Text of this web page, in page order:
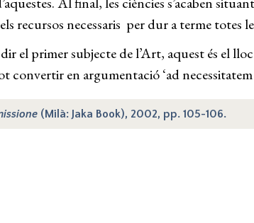
recursos necessaris per dur a terme totes
el primer subjecte de l’Art, aquest és el
en argumentació ‘ad necessitatem
(Milà: Jaka Book), 2002, pp. 105-106.